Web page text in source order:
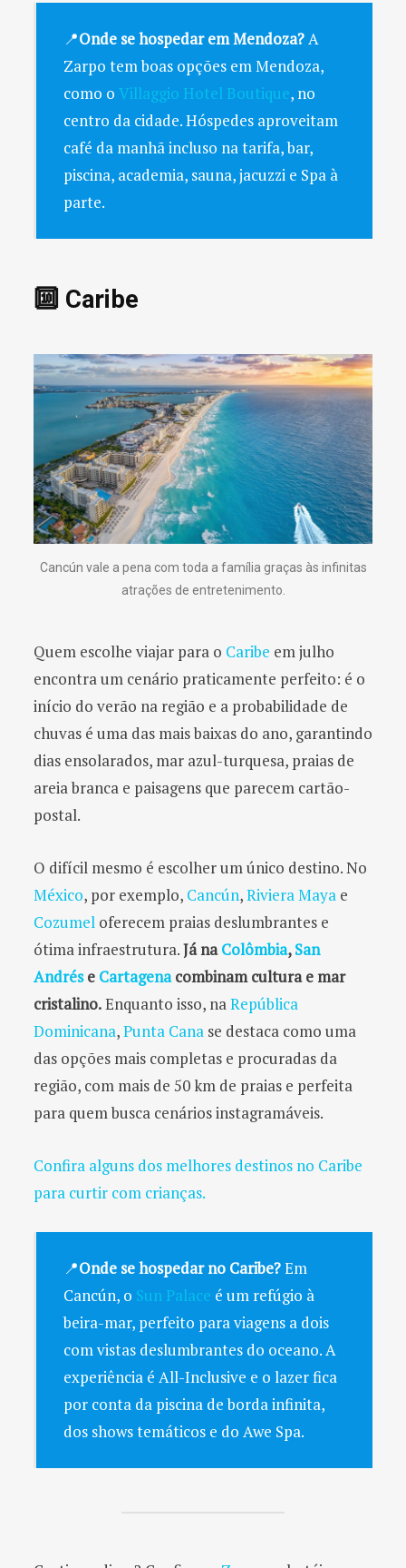
📍Onde se hospedar em Mendoza?A
Zarpo tem boas opções em Mendoza,
como o Villaggio Hotel Boutique, no
centro da cidade. Hóspedes aproveitam
café da manhã incluso na tarifa, bar,
piscina, academia, sauna, jacuzzi e Spa à
parte.
🔟 Caribe
Cancún vale a pena com toda a família graças às infinitas
atrações de entretenimento.
Quem escolhe viajar para o Caribe em julho
encontra um cenário praticamente perfeito: é o
início do verão na região e a probabilidade de
chuvas é uma das mais baixas do ano, garantindo
dias ensolarados, mar azul-turquesa, praias de
areia branca e paisagens que parecem cartão-
postal.
O difícil mesmo é escolher um único destino. No
México, por exemplo, Cancún,Riviera Maya e
Cozumel oferecem praias deslumbrantes e
ótima infraestrutura.Já naColômbia,San
Andrése Cartagenacombinam cultura e mar
cristalino.Enquanto isso, naRepública
Dominicana,Punta Cana se destaca como uma
das opções mais completas e procuradas da
região, com mais de 50 km de praias e perfeita
para quem busca cenários instagramáveis.
Confira alguns dos melhores destinos no Caribe
para curtir com crianças.
📍Onde se hospedar no Caribe?Em
Cancún, o Sun Palace é um refúgio à
beira-mar, perfeito para viagens a dois
com vistas deslumbrantes do oceano. A
experiência é All-Inclusive e o lazer fica
por conta da piscina de borda infinita,
dos shows temáticos e do Awe Spa.